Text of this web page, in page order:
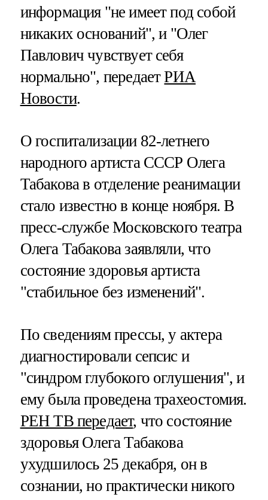
информация "не имеет под собой
никаких оснований", и "Олег
Павлович чувствует себя
нормально", передаетРИА
Новости.
О госпитализации 82-летнего
народного артиста СССР Олега
Табакова в отделение реанимации
стало известно в конце ноября. В
пресс-службе Московского театра
Олега Табакова заявляли, что
состояние здоровья артиста
"стабильное без изменений".
По сведениям прессы, у актера
диагностировали сепсис и
"синдром глубокого оглушения", и
ему была проведена трахеостомия.
РЕН ТВ передает, что состояние
здоровья Олега Табакова
ухудшилось 25 декабря, он в
сознании, но практически никого